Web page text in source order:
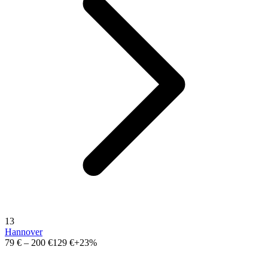
13
Hannover
79 € – 200 €129 €+23%